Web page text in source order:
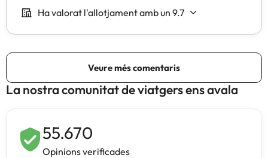
La nostra comunitat de viatgers ens avala
55.670
Opinions verificades